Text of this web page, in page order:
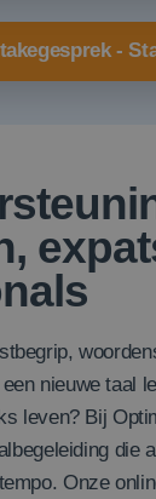
-
nieuwe taal
leven? Bij
die
Onze